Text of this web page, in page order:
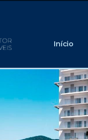
Início